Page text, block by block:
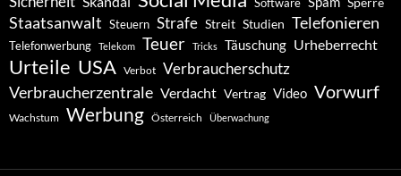
Software Sperre
Staatsanwalt Steuern Strafe Streit Studien Telefonieren
Telefonwerbung Telekom Teuer Tricks Täuschung Urheberrecht
Urteile USA Verbot Verbraucherschutz
Verbraucherzentrale Verdacht Vertrag Video Vorwurf
Wachstum Werbung Österreich Überwachung